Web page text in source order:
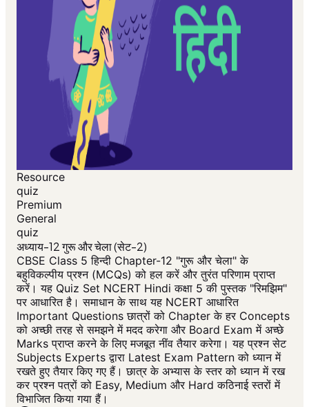
Resource
quiz
Premium
General
quiz
अध्याय-12 गुरू और चेला (सेट-2)
CBSE Class 5 हिन्दी Chapter-12 "गुरू और चेला" के
बहुविकल्पीय प्रश्न (MCQs) को हल करें और तुरंत परिणाम प्राप्त
करें। यह Quiz Set NCERT Hindi कक्षा 5 की पुस्तक "रिमझिम"
पर आधारित है। समाधान के साथ यह NCERT आधारित
Important Questions छात्रों को Chapter के हर Concepts
को अच्छी तरह से समझने में मदद करेगा और Board Exam में अच्छे
Marks प्राप्त करने के लिए मजबूत नींव तैयार करेगा। यह प्रश्न सेट
Subjects Experts द्वारा Latest Exam Pattern को ध्यान में
रखते हुए तैयार किए गए हैं। छात्र के अभ्यास के स्तर को ध्यान में रख
कर प्रश्न पत्रों को Easy, Medium और Hard कठिनाई स्तरों में
विभाजित किया गया हैं।